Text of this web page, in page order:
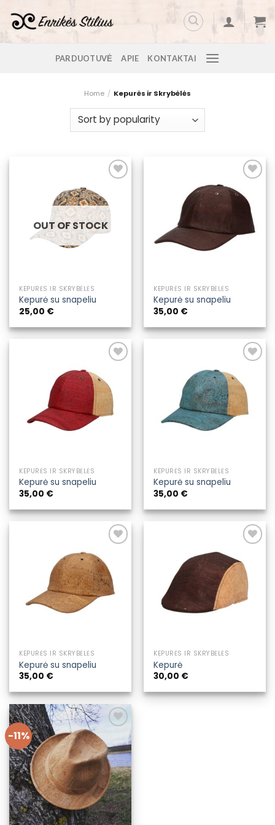
content
PARDUOTUVĖ APIE KONTAKTAI
Home / Kepurės ir Skrybėlės
Pridėti į
pageidavimų
sąrašą
OUT OF STOCK
KEPURĖS IR SKRYBĖLĖS
Kepurė su snapeliu
25,00 €
Pridėti į
pageidavimų
KEPURĖS IR SKRYBĖLĖS
Kepurė su snapeliu
35,00 €
Pridėti į
pageidavimų
sąrašą
KEPURĖS IR SKRYBĖLĖS
Kepurė su snapeliu
35,00 €
Pridėti į
pageidavimų
sąrašą
KEPURĖS IR SKRYBĖLĖS
Kepurė su snapeliu
35,00 €
Pridėti į
pageidavimų
sąrašą
KEPURĖS IR SKRYBĖLĖS
Kepurė su snapeliu
35,00 €
Pridėti į
pageidavimų
sąrašą
KEPURĖS IR SKRYBĖLĖS
Kepurė
30,00 €
-11%
Pridėti į
pageidavimų
sąrašą